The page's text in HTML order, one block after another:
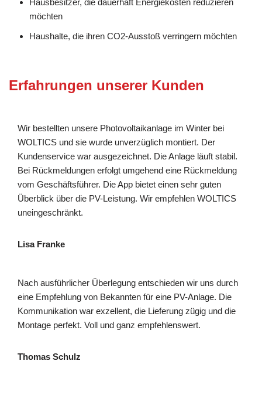
möchten
Haushalte, die ihren CO2-Ausstoß verringern möchten
Erfahrungen unserer Kunden
Wir bestellten unsere Photovoltaikanlage im Winter bei
WOLTICS und sie wurde unverzüglich montiert. Der
Kundenservice war ausgezeichnet. Die Anlage läuft stabil.
Bei Rückmeldungen erfolgt umgehend eine Rückmeldung
vom Geschäftsführer. Die App bietet einen sehr guten
Überblick über die PV-Leistung. Wir empfehlen WOLTICS
uneingeschränkt.
Lisa Franke
Nach ausführlicher Überlegung entschieden wir uns durch
eine Empfehlung von Bekannten für eine PV-Anlage. Die
Kommunikation war exzellent, die Lieferung zügig und die
Montage perfekt. Voll und ganz empfehlenswert.
Thomas Schulz